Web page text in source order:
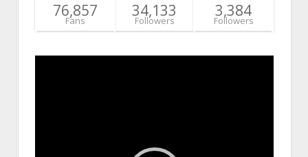
76,857
Fans
34,133
Followers
3,384
Followers